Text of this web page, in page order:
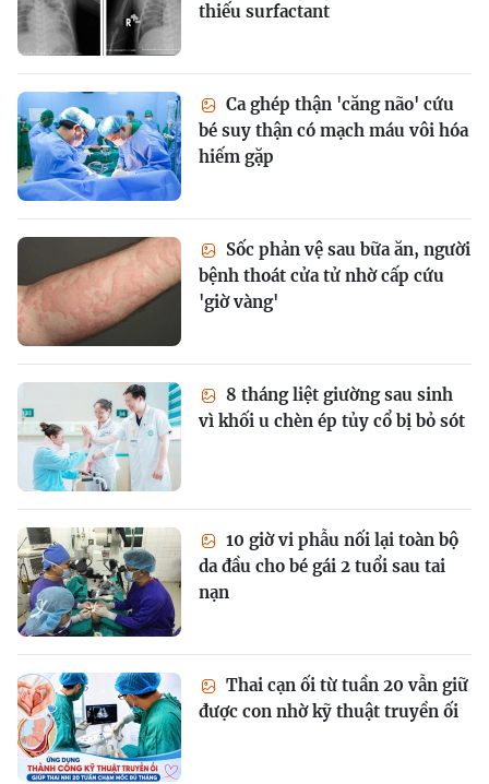
thiếu surfactant
Ca ghép thận 'căng não' cứu
bé suy thận có mạch máu vôi hóa
hiếm gặp
Sốc phản vệ sau bữa ăn, người
bệnh thoát cửa tử nhờ cấp cứu
'giờ vàng'
8 tháng liệt giường sau sinh
vì khối u chèn ép tủy cổ bị bỏ sót
10 giờ vi phẫu nối lại toàn bộ
da đầu cho bé gái 2 tuổi sau tai
nạn
Thai cạn ối từ tuần 20 vẫn giữ
được con nhờ kỹ thuật truyền ối